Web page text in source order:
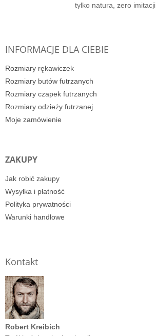
tylko natura, zero imitacji
INFORMACJE DLA CIEBIE
Rozmiary rękawiczek
Rozmiary butów futrzanych
Rozmiary czapek futrzanych
Rozmiary odzieży futrzanej
Moje zamówienie
ZAKUPY
Jak robić zakupy
Wysyłka i płatność
Polityka prywatności
Warunki handlowe
Kontakt
Robert Kreibich